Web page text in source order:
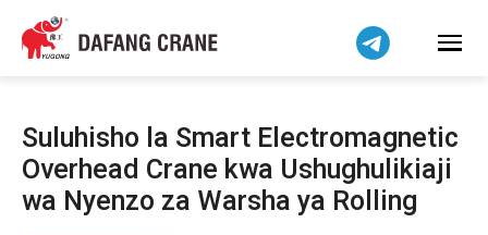
Suluhisho la Smart Electromagnetic
Overhead Crane kwa Ushughulikiaji
wa Nyenzo za Warsha ya Rolling
हिन्दी
Bahasa Indonesia
简体中文
বাংলা
فارسی